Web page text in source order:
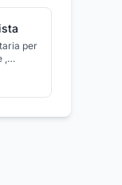
per
,